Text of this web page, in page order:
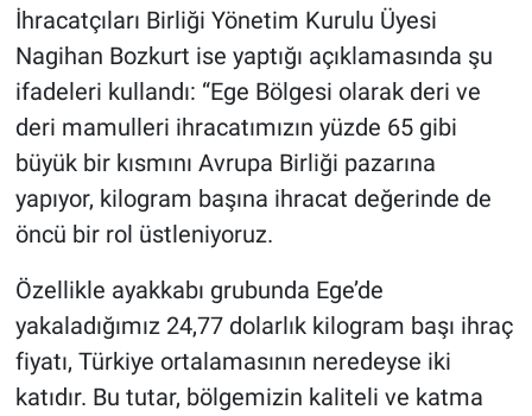
İhracatçıları Birliği Yönetim Kurulu Üyesi
Nagihan Bozkurt ise yaptığı açıklamasında şu
ifadeleri kullandı: “Ege Bölgesi olarak deri ve
deri mamulleri ihracatımızın yüzde 65 gibi
büyük bir kısmını Avrupa Birliği pazarına
yapıyor, kilogram başına ihracat değerinde de
öncü bir rol üstleniyoruz.
Özellikle ayakkabı grubunda Ege’de
yakaladığımız 24,77 dolarlık kilogram başı ihraç
fiyatı, Türkiye ortalamasının neredeyse iki
katıdır. Bu tutar, bölgemizin kaliteli ve katma